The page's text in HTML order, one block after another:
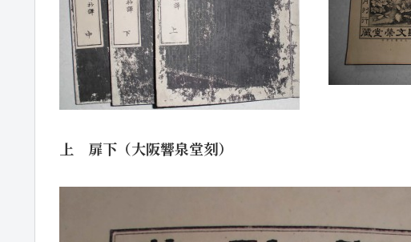
上 扉下（大阪響泉堂刻）